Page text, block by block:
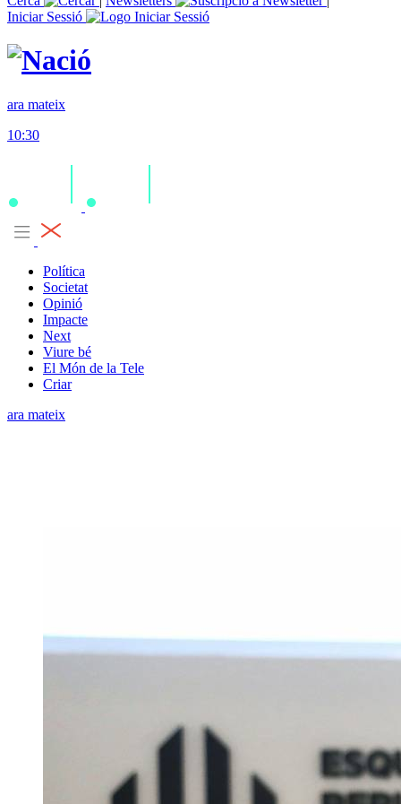
Iniciar Sessió
ara mateix
10:30
Política
Societat
Opinió
Impacte
Next
Viure bé
El Món de la Tele
Criar
ara mateix